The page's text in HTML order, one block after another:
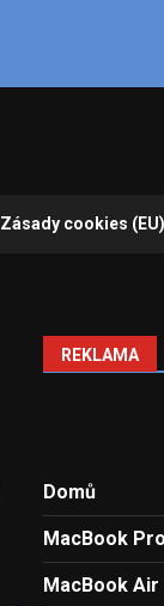
Zásady cookies (EU)
REKLAMA
Domů
MacBook Pro
MacBook Air